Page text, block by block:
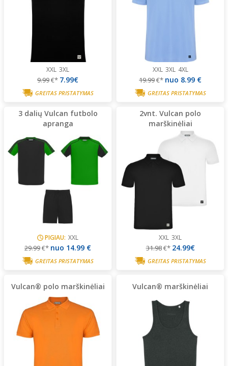
XXL 3XL
9.99€* 7.99€
GREITAS PRISTATYMAS
XXL 3XL 4XL
19.99€* nuo 8.99 €
GREITAS PRISTATYMAS
3 dalių Vulcan futbolo
apranga
PIGIAU: XXL
29.99€* nuo 14.99 €
GREITAS PRISTATYMAS
2vnt. Vulcan polo
marškinėliai
XXL 3XL
31.98€* 24.99€
GREITAS PRISTATYMAS
Vulcan® polo marškinėliai Vulcan® marškinėliai